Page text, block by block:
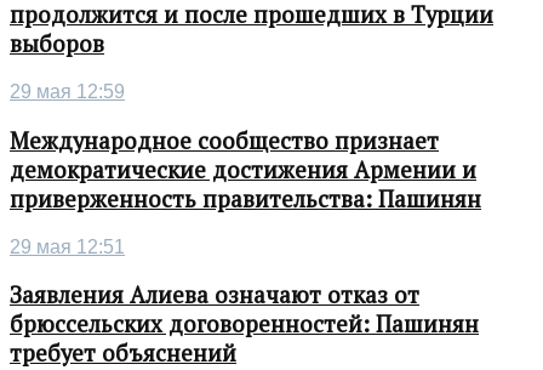
продолжится и после прошедших в Турции
выборов
29 мая 12:59
Международное сообщество признает
демократические достижения Армении и
приверженность правительства: Пашинян
29 мая 12:51
Заявления Алиева означают отказ от
брюссельских договоренностей: Пашинян
требует объяснений